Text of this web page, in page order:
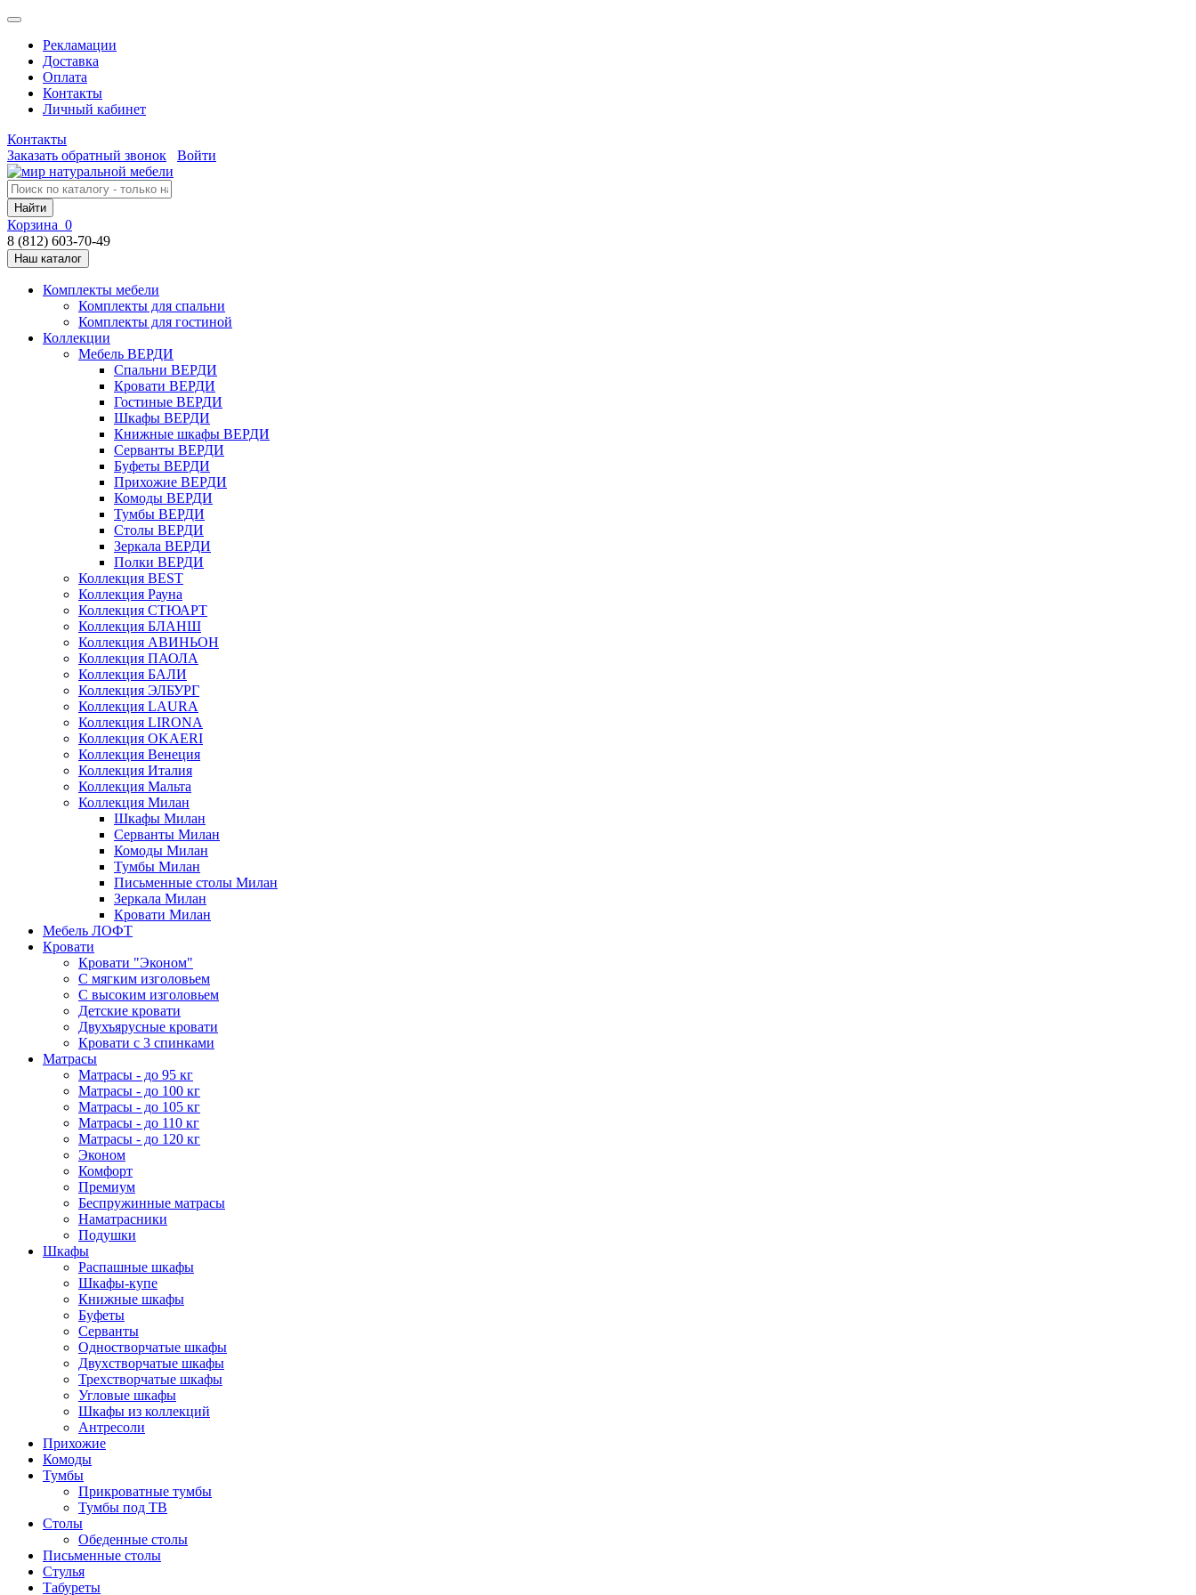
Рекламации
Доставка
Оплата
Контакты
Личный кабинет
Контакты
Заказать обратный звонок
Войти
Найти
Корзина 0
8 (812) 603-70-49
Наш каталог
Комплекты мебели
Комплекты для спальни
Комплекты для гостиной
Коллекции
Мебель ВЕРДИ
Спальни ВЕРДИ
Кровати ВЕРДИ
Гостиные ВЕРДИ
Шкафы ВЕРДИ
Книжные шкафы ВЕРДИ
Серванты ВЕРДИ
Буфеты ВЕРДИ
Прихожие ВЕРДИ
Комоды ВЕРДИ
Тумбы ВЕРДИ
Столы ВЕРДИ
Зеркала ВЕРДИ
Полки ВЕРДИ
Коллекция BEST
Коллекция Рауна
Коллекция СТЮАРТ
Коллекция БЛАНШ
Коллекция АВИНЬОН
Коллекция ПАОЛА
Коллекция БАЛИ
Коллекция ЭЛБУРГ
Коллекция LAURA
Коллекция LIRONA
Коллекция OKAERI
Коллекция Венеция
Коллекция Италия
Коллекция Мальта
Коллекция Милан
Шкафы Милан
Серванты Милан
Комоды Милан
Тумбы Милан
Письменные столы Милан
Зеркала Милан
Кровати Милан
Мебель ЛОФТ
Кровати
Кровати "Эконом"
С мягким изголовьем
С высоким изголовьем
Детские кровати
Двухъярусные кровати
Кровати с 3 спинками
Матрасы
Матрасы - до 95 кг
Матрасы - до 100 кг
Матрасы - до 105 кг
Матрасы - до 110 кг
Матрасы - до 120 кг
Эконом
Комфорт
Премиум
Беспружинные матрасы
Наматрасники
Подушки
Шкафы
Распашные шкафы
Шкафы-купе
Книжные шкафы
Буфеты
Серванты
Одностворчатые шкафы
Двухстворчатые шкафы
Трехстворчатые шкафы
Угловые шкафы
Шкафы из коллекций
Антресоли
Прихожие
Комоды
Тумбы
Прикроватные тумбы
Тумбы под ТВ
Столы
Обеденные столы
Письменные столы
Стулья
Табуреты